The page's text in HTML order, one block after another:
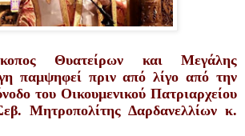
Θυατείρων και Μεγάλης
παμψηφεί πριν από λίγο από την
του Οικουμενικού Πατριαρχείου
Μητροπολίτης Δαρδανελλίων κ.